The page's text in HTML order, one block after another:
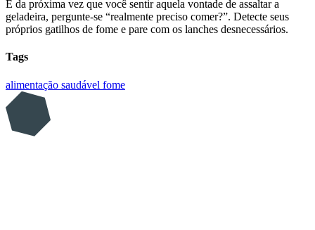
E da próxima vez que você sentir aquela vontade de assaltar a
geladeira, pergunte-se “realmente preciso comer?”. Detecte seus
próprios gatilhos de fome e pare com os lanches desnecessários.
Tags
alimentação saudável fome